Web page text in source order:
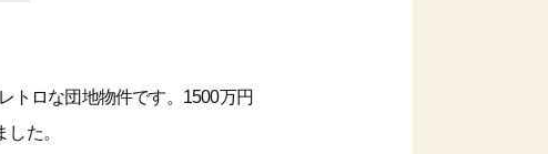
トロな団地物件です。1500万円
た。